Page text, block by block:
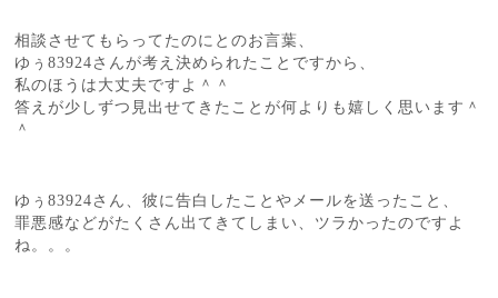
相談させてもらってたのにとのお言葉、
ゆぅ83924さんが考え決められたことですから、
私のほうは大丈夫ですよ＾＾
答えが少しずつ見出せてきたことが何よりも嬉しく思います＾
＾
ゆぅ83924さん、彼に告白したことやメールを送ったこと、
罪悪感などがたくさん出てきてしまい、ツラかったのですよ
ね。。。